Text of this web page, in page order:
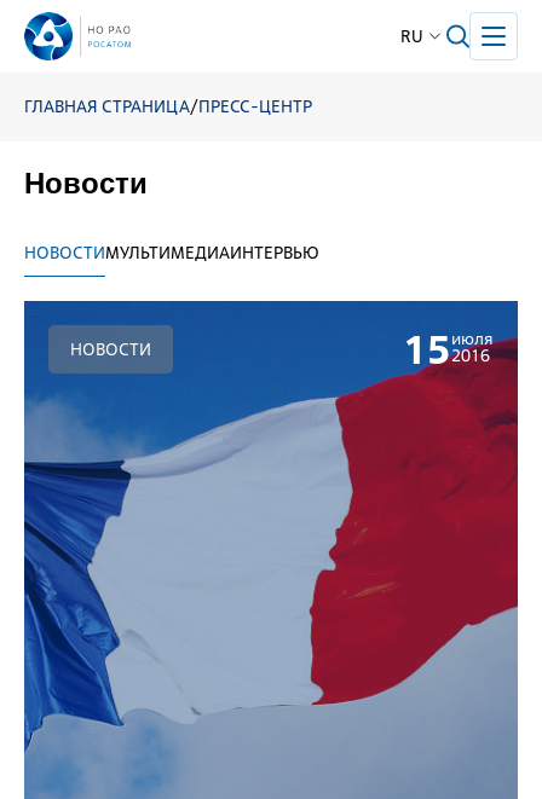
RU
ГЛАВНАЯ СТРАНИЦА/ПРЕСС-ЦЕНТР
Новости
НОВОСТИМУЛЬТИМЕДИАИНТЕРВЬЮ
НОВОСТИ 15июля
2016